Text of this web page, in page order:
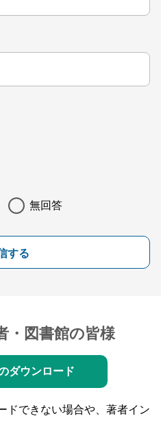
無回答
する
・図書館の皆様
ダウンロード
ドできない場合や、著者イン